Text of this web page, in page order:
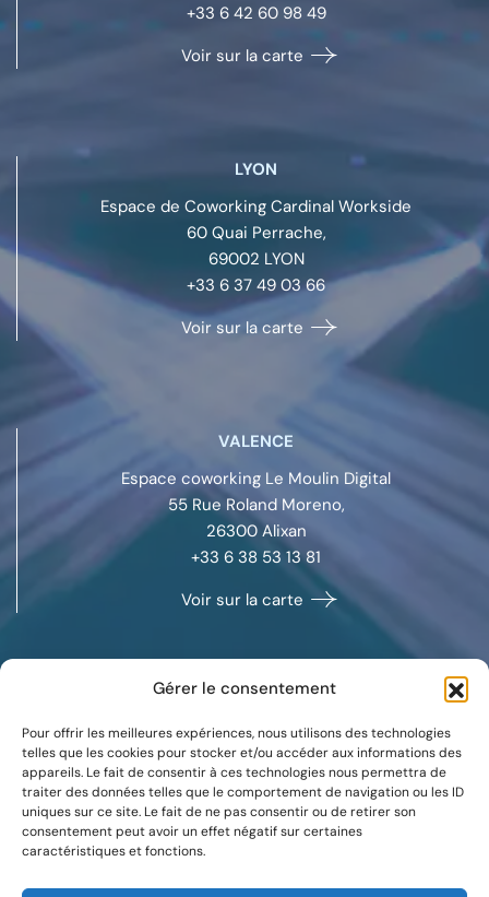
Gérer le consentement
Pour offrir les meilleures expériences, nous utilisons des technologies
telles que les cookies pour stocker et/ou accéder aux informations des
appareils. Le fait de consentir à ces technologies nous permettra de
traiter des données telles que le comportement de navigation ou les ID
uniques sur ce site. Le fait de ne pas consentir ou de retirer son
consentement peut avoir un effet négatif sur certaines
caractéristiques et fonctions.
+33 6 42 60 98 49
Voir sur la carte
LYON
Espace de Coworking Cardinal Workside
60 Quai Perrache,
69002 LYON
+33 6 37 49 03 66
Voir sur la carte
VALENCE
Espace coworking Le Moulin Digital
55 Rue Roland Moreno,
26300 Alixan
+33 6 38 53 13 81
Voir sur la carte
Space Coworking
132 boulevard Michelet,
13008 Marseille
+33 7 88 37 09 59